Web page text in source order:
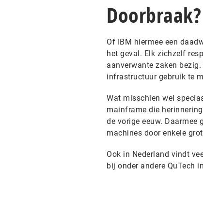
Doorbraak?
Of IBM hiermee een
het geval. Elk zichzelf
aanverwante zaken
infrastructuur gebruik te
Wat misschien wel
mainframe die
de vorige eeuw.
machines door enkele
Ook in Nederland vindt
bij onder andere QuTech